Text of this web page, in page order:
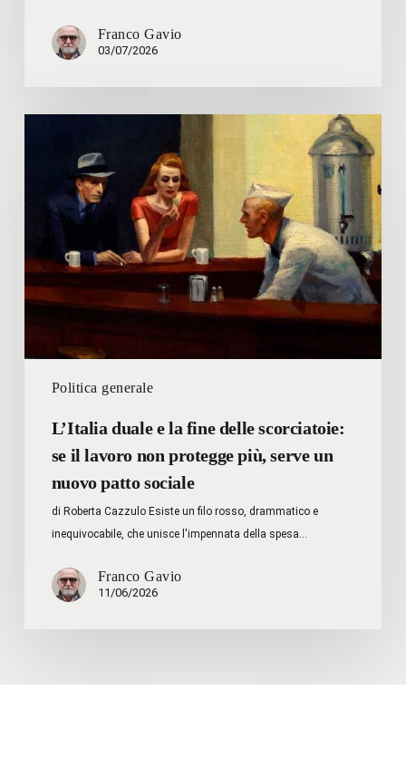
Franco Gavio
03/07/2026
Politica generale
scorciatoie:
se
il
serve
nuovo
patto
sociale
L’Italia duale e la fine delle scorciatoie:
se il lavoro non protegge più, serve un
nuovo patto sociale
di Roberta Cazzulo Esiste un filo rosso, drammatico e
inequivocabile, che unisce l'impennata della spesa…
Franco Gavio
11/06/2026